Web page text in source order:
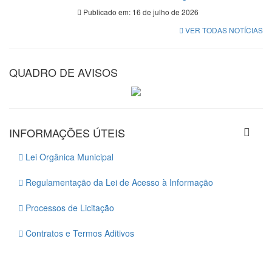
Publicado em: 16 de julho de 2026
VER TODAS NOTÍCIAS
QUADRO DE AVISOS
INFORMAÇÕES ÚTEIS
Lei Orgânica Municipal
Regulamentação da Lei de Acesso à Informação
Processos de Licitação
Contratos e Termos Aditivos